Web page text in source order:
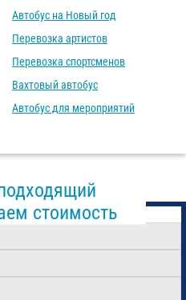
Автобус на Новый год
Перевозка артистов
Перевозка спортсменов
Вахтовый автобус
Автобус для мероприятий
стоимость